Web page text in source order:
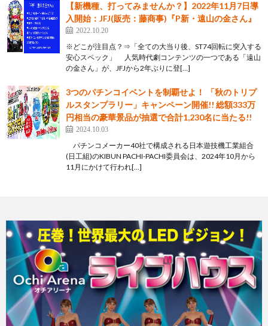
【新機種、打ってみませんか？】2022年11月7日導
入開始：JFJ(販売：藤商事)『P新・遠山の金さん』
2022.10.20
※どこが注目点？⇒「全ての大当り後、ST74回転に突入する
安心スペック」 人気時代劇コンテンツの一つである「遠山
の金さん」が、JFJから2年ぶりに登[…]
3つのパチンコイベントを制覇せよ！ 「秋のトリプ
ルスタンプラリー」キャンペーン開催!! 総額333万
円相当の豪華景品が抽選で合計1,230名に当たる!!
2024.10.03
パチンコメーカー40社で構成される日本遊技機工業組合
(日工組)のKIBUN PACHI-PACHI委員会は、2024年10月から
11月にかけて行われ[…]